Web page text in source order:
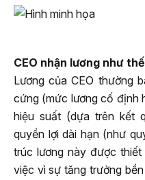
CEO nhận lương như
Lương của CEO thường
cứng (mức lương cố định
hiệu suất (dựa trên kết
quyền lợi dài hạn (như
trúc lương này được
việc vì sự tăng trưởng